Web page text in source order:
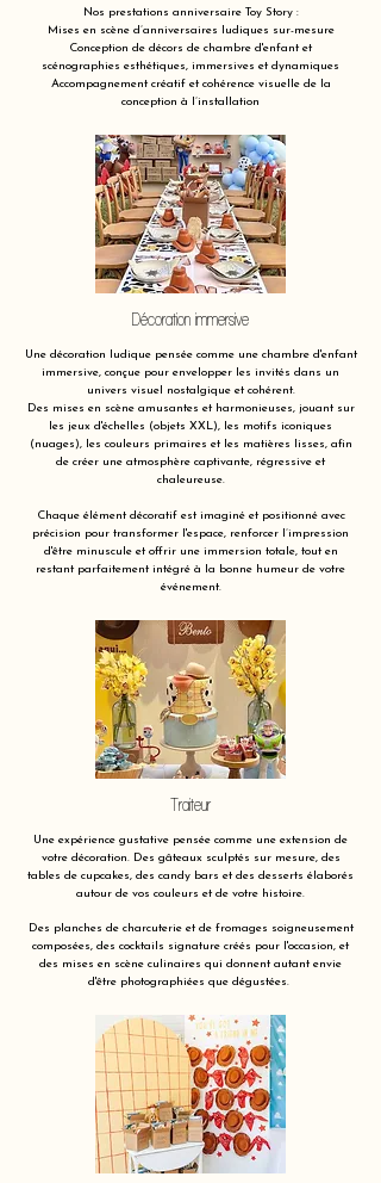
Nos prestations anniversaire Toy Story :
Mises en scène d’anniversaires ludiques sur-mesure
Conception de décors de chambre d'enfant et
scénographies esthétiques, immersives et dynamiques
Accompagnement créatif et cohérence visuelle de la
conception à l’installation
Décoration immersive
Une décoration ludique pensée comme une chambre d'enfant
immersive, conçue pour envelopper les invités dans un
univers visuel nostalgique et cohérent.
Des mises en scène amusantes et harmonieuses, jouant sur
les jeux d'échelles (objets XXL), les motifs iconiques
(nuages), les couleurs primaires et les matières lisses, afin
de créer une atmosphère captivante, régressive et
chaleureuse.
Chaque élément décoratif est imaginé et positionné avec
précision pour transformer l'espace, renforcer l’impression
d'être minuscule et offrir une immersion totale, tout en
restant parfaitement intégré à la bonne humeur de votre
événement.
Traiteur
Une expérience gustative pensée comme une extension de
votre décoration. Des gâteaux sculptés sur mesure, des
tables de cupcakes, des candy bars et des desserts élaborés
autour de vos couleurs et de votre histoire.
Des planches de charcuterie et de fromages soigneusement
composées, des cocktails signature créés pour l'occasion, et
des mises en scène culinaires qui donnent autant envie
d'être photographiées que dégustées.